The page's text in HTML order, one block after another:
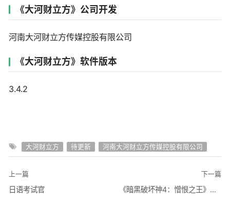
《大河财立方》公司开发
河南大河财立方传媒控股有限公司
《大河财立方》软件版本
3.4.2
大河财立方 待更新 河南大河财立方传媒控股有限公司
上一篇
日语考试官
下一篇
《暗黑破坏神4：憎恨之王》剧情回顾视频